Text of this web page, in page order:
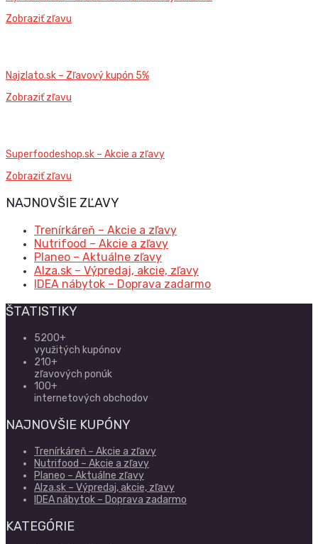
Zobraziť zľavu
Najzlato.sk – Zľavový kupón 5%
Zobraziť zľavu
Superfoodeshop.sk – Akcie a zľavy
Zobraziť zľavu
NAJNOVŠIE ZĽAVY
Trenírkáreň – Akcie a zľavy
Nutrifood – Akcie a zľavy
Planeo – Aktuálne zľavy
Alza.sk – Výpredaj, akcie, zľavy
IDEA nábytok – Doprava zadarmo
ŠTATISTIKY
5200+
využitých kupónov
210+
zľavových ponúk
100+
internetových obchodov
NAJNOVŠIE KUPÓNY
Trenírkáreň – Akcie a zľavy
Nutrifood – Akcie a zľavy
Planeo – Aktuálne zľavy
Alza.sk – Výpredaj, akcie, zľavy
IDEA nábytok – Doprava zadarmo
KATEGÓRIE